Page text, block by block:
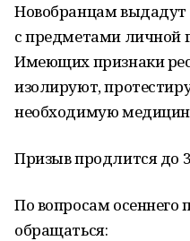
Новобранцам
с предметами личной
Имеющих признаки
изолируют,
необходимую
Призыв продлится до
По вопросам осеннего
обращаться: